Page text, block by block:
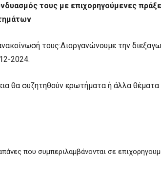
τους με επιχορηγούμενες
τους:Διοργανώνουμε την
2024.
θα συζητηθούν ερωτήματα ή άλλα θέματα
που συμπεριλαμβάνονται σε